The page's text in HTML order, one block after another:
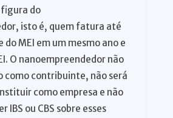
do
isto é, quem fatura até
MEI em um mesmo ano e
O nanoempreendedor não
como contribuinte, não será
como empresa e não
IBS ou CBS sobre esses